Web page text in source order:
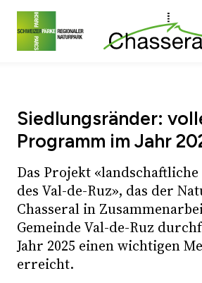
Zum Seiteninhalt
Siedlungsränder:
Programm im Jahr
Das Projekt
des Val-de-Ruz», das der
Chasseral in
Gemeinde Val-de-Ruz
Jahr 2025 einen wichtigen
erreicht.